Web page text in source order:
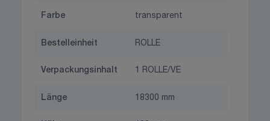
Farbe transparent
Bestelleinheit ROLLE
Verpackungsinhalt 1 ROLLE/VE
Länge 18300 mm